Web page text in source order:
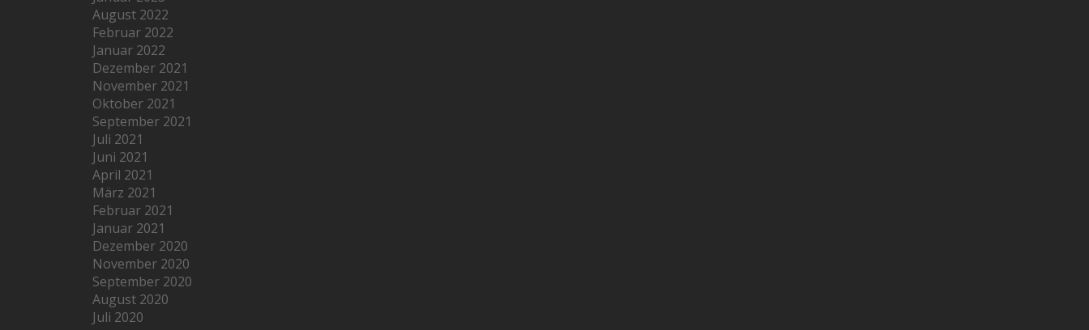
August 2022
Februar 2022
Januar 2022
Dezember 2021
November 2021
Oktober 2021
September 2021
Juli 2021
Juni 2021
April 2021
März 2021
Februar 2021
Januar 2021
Dezember 2020
November 2020
September 2020
August 2020
Juli 2020